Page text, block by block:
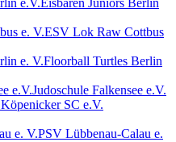
Eisbären Juniors Berlin
ESV Lok Raw Cottbus
Floorball Turtles Berlin
Judoschule Falkensee e.V.
Köpenicker SC e.V.
PSV Lübbenau-Calau e.